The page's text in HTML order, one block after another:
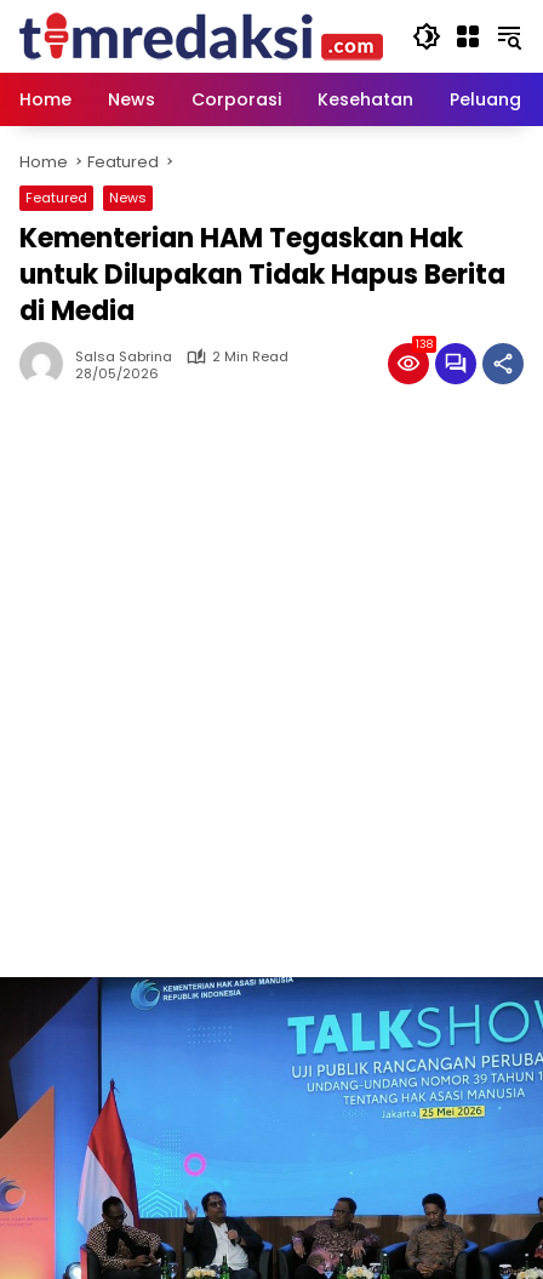
content
Home
News Corporasi Kesehatan Peluang
Home Featured
Featured News
Kementerian HAM Tegaskan Hak
untuk Dilupakan Tidak Hapus Berita
di Media
Salsa Sabrina
2 Min Read
28/05/2026
138